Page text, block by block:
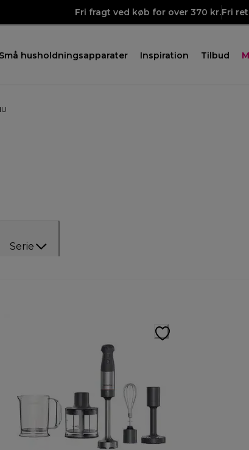
Fri fragt ved køb for over 370 kr.Fri
Små husholdningsapparater Inspiration Tilbud
Serie